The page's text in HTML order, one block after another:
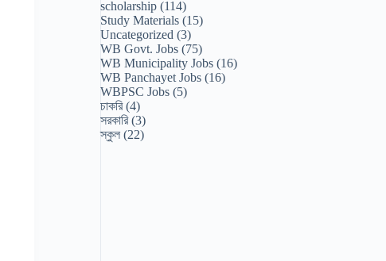
scholarship (114)
Study Materials (15)
Uncategorized (3)
WB Govt. Jobs (75)
WB Municipality Jobs (16)
WB Panchayet Jobs (16)
WBPSC Jobs (5)
চাকরি(4)
সরকারি(3)
স্কুল (22)